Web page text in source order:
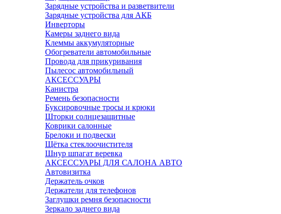
Зарядные устройства и разветвители
Зарядные устройства для АКБ
Инверторы
Камеры заднего вида
Клеммы аккумуляторные
Обогреватели автомобильные
Провода для прикуривания
Пылесос автомобильный
АКСЕССУАРЫ
Канистра
Ремень безопасности
Буксировочные тросы и крюки
Шторки солнцезащитные
Коврики салонные
Брелоки и подвески
Щётка стеклоочистителя
Шнур шпагат веревка
АКСЕССУАРЫ ДЛЯ САЛОНА АВТО
Автовизитка
Держатель очков
Держатели для телефонов
Заглушки ремня безопасности
Зеркало заднего вида